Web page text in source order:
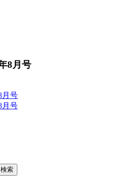
8月号
検索